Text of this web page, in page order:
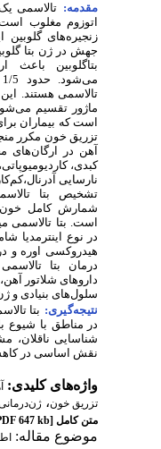
مقدمه: تالاسمی
اتوزوم مغلوب
زنجیره‌های گلوبین
جهش در ژن بتا
بتاگلوبین باعث
تالاسمی هستند. این
ماژور تقسیم
است که بیماران
تزریق خون مکرر
آهن در
کبدی،
نارسایی
تشخیص بتا
شمارش کامل خون
است. بتا تالاسمی
در نوع اینترمدیا
هیدروکسی اوره و
درمان بتا
داروهای شلاتور
سلول‌های بنیادی و
نتیجه‌گیری: بتا
در مناطق با شیوع
شناسایی ناقلان،
نقش اساسی در
واژه‌های کلیدی:
تزریق خون،
متن کامل[PDF 647 kb]
موضوع مقاله: